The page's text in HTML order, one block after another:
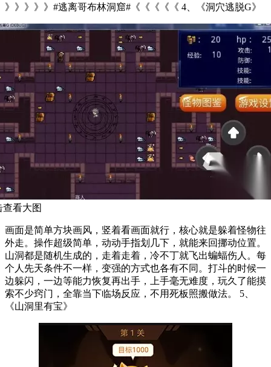
》》》》》#逃离哥布林洞窟#《《《《《 4、《洞穴逃脱G》
查看大图
画面是简单方块画风，竖着看画面就行，核心就是躲着怪物往
外走。操作超级简单，动动手指划几下，就能来回挪动位置。
山洞都是随机生成的，走着走着，冷不丁就飞出蝙蝠伤人。每
个人先天条件不一样，变强的方式也各有不同。打斗的时候一
边躲闪，一边等能力恢复再出手，上手毫无难度，玩久了能摸
索不少窍门，全靠当下临场反应，不用死板照搬做法。 5、
《山洞里有宝》